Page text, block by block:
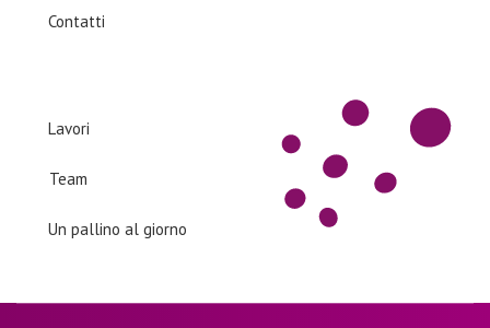
Contatti
Lavori
Team
Un pallino al giorno